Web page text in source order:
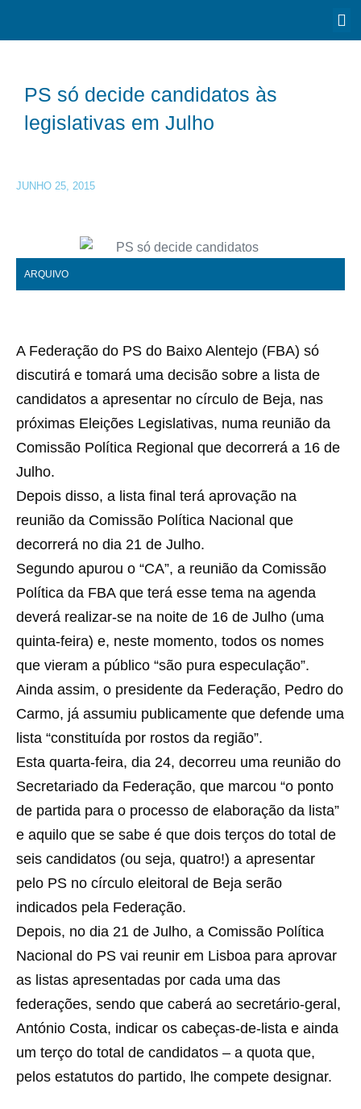
PS só decide candidatos às
legislativas em Julho
JUNHO 25, 2015
ARQUIVO
A Federação do PS do Baixo Alentejo (FBA) só
discutirá e tomará uma decisão sobre a lista de
candidatos a apresentar no círculo de Beja, nas
próximas Eleições Legislativas, numa reunião da
Comissão Política Regional que decorrerá a 16 de
Julho.
Depois disso, a lista final terá aprovação na
reunião da Comissão Política Nacional que
decorrerá no dia 21 de Julho.
Segundo apurou o “CA”, a reunião da Comissão
Política da FBA que terá esse tema na agenda
deverá realizar-se na noite de 16 de Julho (uma
quinta-feira) e, neste momento, todos os nomes
que vieram a público “são pura especulação”.
Ainda assim, o presidente da Federação, Pedro do
Carmo, já assumiu publicamente que defende uma
lista “constituída por rostos da região”.
Esta quarta-feira, dia 24, decorreu uma reunião do
Secretariado da Federação, que marcou “o ponto
de partida para o processo de elaboração da lista”
e aquilo que se sabe é que dois terços do total de
seis candidatos (ou seja, quatro!) a apresentar
pelo PS no círculo eleitoral de Beja serão
indicados pela Federação.
Depois, no dia 21 de Julho, a Comissão Política
Nacional do PS vai reunir em Lisboa para aprovar
as listas apresentadas por cada uma das
federações, sendo que caberá ao secretário-geral,
António Costa, indicar os cabeças-de-lista e ainda
um terço do total de candidatos – a quota que,
pelos estatutos do partido, lhe compete designar.